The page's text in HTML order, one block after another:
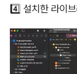
4️⃣ 설치한 라이